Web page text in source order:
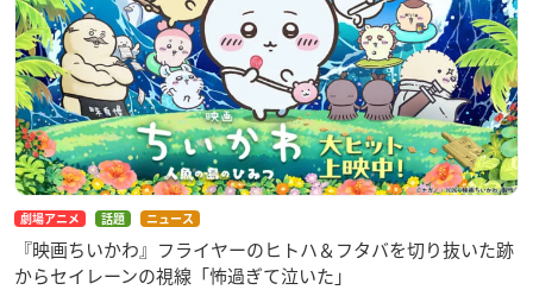
劇場アニメ 話題 ニュース
『映画ちいかわ』フライヤーのヒトハ＆フタバを切り抜いた跡
からセイレーンの視線「怖過ぎて泣いた」